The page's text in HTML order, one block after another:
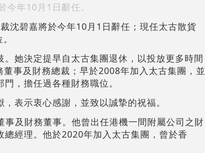
今年10月1日辭任。
沈碧嘉將於今年10月1日辭任；現任太古散貨
她決定提早自太古集團退休，以投放更多時間
事及財務總裁；早於2008年加入太古集團，並
，擔任過各種財務職位。
表示衷心感謝，並致以誠摯的祝福。
及財務董事。他曾出任港機一間附屬公司之財
經理。他於2020年加入太古集團，曾於香